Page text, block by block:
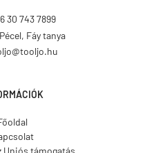
30 743 7899
Fáy tanya
Uniós támogatás